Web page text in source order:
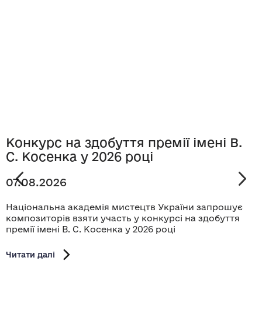
Конкурс на здобуття премії імені В.
С. Косенка у 2026 році
07.08.2026
Національна академія мистецтв України запрошує
композиторів взяти участь у конкурсі на здобуття
премії імені В. С. Косенка у 2026 році
Читати далі